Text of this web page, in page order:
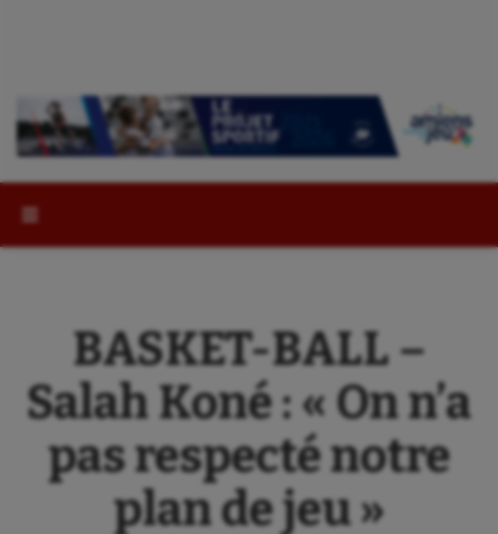
BASKET-BALL –
Salah Koné : « On n’a
pas respecté notre
plan de jeu »